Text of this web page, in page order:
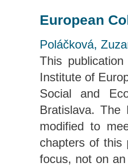
European
Poláčková,
This
Institute of
Social and
Bratislava.
modified to
chapters of this
focus, not on